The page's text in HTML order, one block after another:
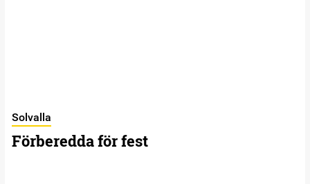
Solvalla
Förberedda för fest